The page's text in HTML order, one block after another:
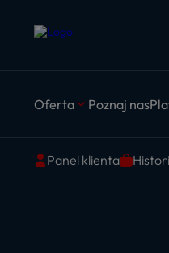
Oferta Poznaj nas
Panel klienta